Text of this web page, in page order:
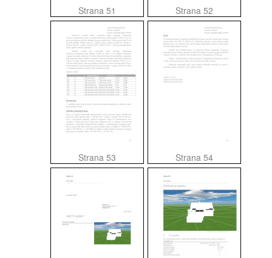
Strana 51 Strana 52
Strana 53 Strana 54